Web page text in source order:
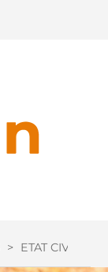
> ETAT CIVIL